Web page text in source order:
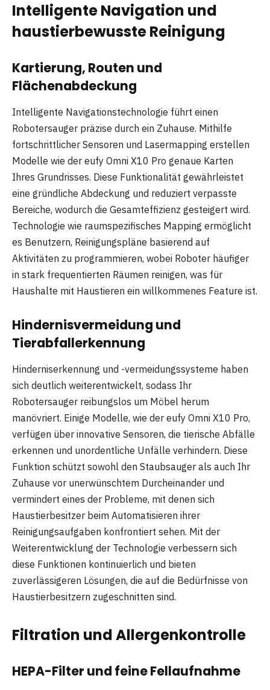
Intelligente Navigation und
haustierbewusste Reinigung
Kartierung, Routen und
Flächenabdeckung
Intelligente Navigationstechnologie führt einen
Robotersauger präzise durch ein Zuhause. Mithilfe
fortschrittlicher Sensoren und Lasermapping erstellen
Modelle wie der eufy Omni X10 Pro genaue Karten
Ihres Grundrisses. Diese Funktionalität gewährleistet
eine gründliche Abdeckung und reduziert verpasste
Bereiche, wodurch die Gesamteffizienz gesteigert wird.
Technologie wie raumspezifisches Mapping ermöglicht
es Benutzern, Reinigungspläne basierend auf
Aktivitäten zu programmieren, wobei Roboter häufiger
in stark frequentierten Räumen reinigen, was für
Haushalte mit Haustieren ein willkommenes Feature ist.
Hindernisvermeidung und
Tierabfallerkennung
Hinderniserkennung und -vermeidungssysteme haben
sich deutlich weiterentwickelt, sodass Ihr
Robotersauger reibungslos um Möbel herum
manövriert. Einige Modelle, wie der eufy Omni X10 Pro,
verfügen über innovative Sensoren, die tierische Abfälle
erkennen und unordentliche Unfälle verhindern. Diese
Funktion schützt sowohl den Staubsauger als auch Ihr
Zuhause vor unerwünschtem Durcheinander und
vermindert eines der Probleme, mit denen sich
Haustierbesitzer beim Automatisieren ihrer
Reinigungsaufgaben konfrontiert sehen. Mit der
Weiterentwicklung der Technologie verbessern sich
diese Funktionen kontinuierlich und bieten
zuverlässigeren Lösungen, die auf die Bedürfnisse von
Haustierbesitzern zugeschnitten sind.
Filtration und Allergenkontrolle
HEPA-Filter und feine Fellaufnahme